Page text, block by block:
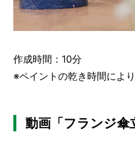
作成時間：10分
※ペイントの乾き時間により
動画「フランジ傘